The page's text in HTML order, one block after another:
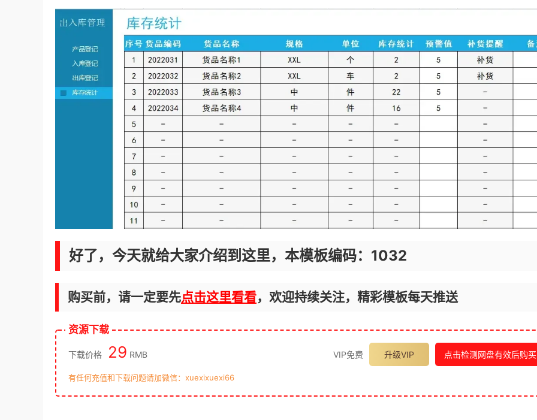
好了，今天就给大家介绍到这里，本模板编码：1032
购买前，请一定要先点击这里看看，欢迎持续关注，精彩模板每天推送
资源下载
下载价格 29 RMB VIP免费 升级VIP 点击检测网盘有效后购买
有任何充值和下载问题请加微信：xuexixuexi66